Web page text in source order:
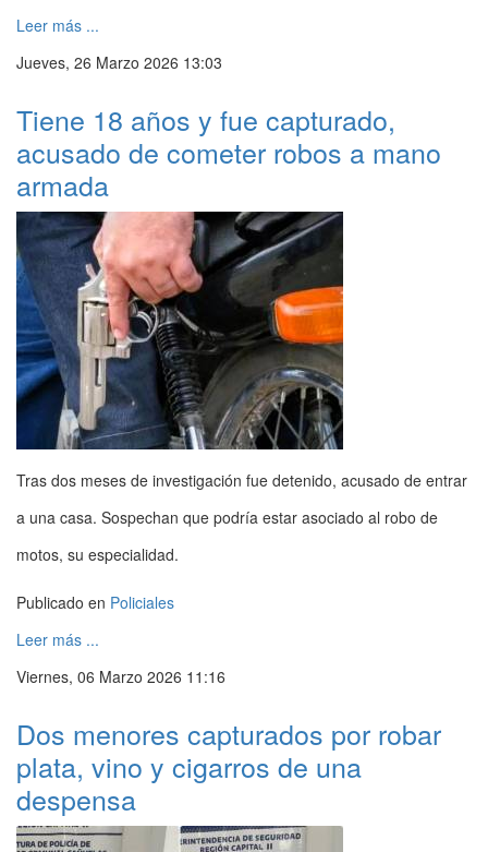
Leer más ...
Jueves, 26 Marzo 2026 13:03
Tiene 18 años y fue capturado,
acusado de cometer robos a mano
armada
Tras dos meses de investigación fue detenido, acusado de entrar
a una casa. Sospechan que podría estar asociado al robo de
motos, su especialidad.
Publicado en Policiales
Leer más ...
Viernes, 06 Marzo 2026 11:16
Dos menores capturados por robar
plata, vino y cigarros de una
despensa